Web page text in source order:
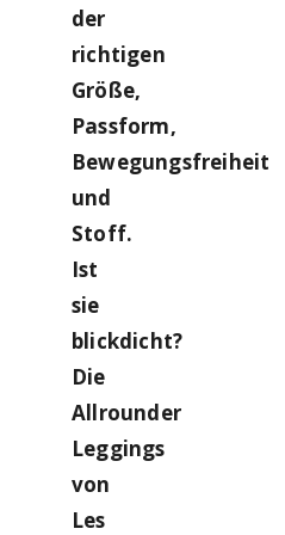
der
richtigen
Größe,
Passform,
Bewegungsfreiheit
und
Stoff.
Ist
sie
blickdicht?
Die
Allrounder
Leggings
von
Les